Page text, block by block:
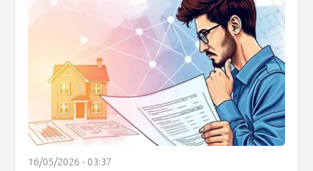
16/05/2026 - 03:37